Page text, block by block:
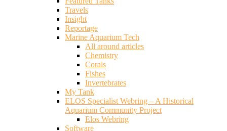
Travels
Insight
Reportage
Marine Aquarium Tech
All around articles
Chemistry
Corals
Fishes
Invertebrates
My Tank
ELOS Specialist Webring – A Historical
Aquarium Community Project
Elos Webring
Software